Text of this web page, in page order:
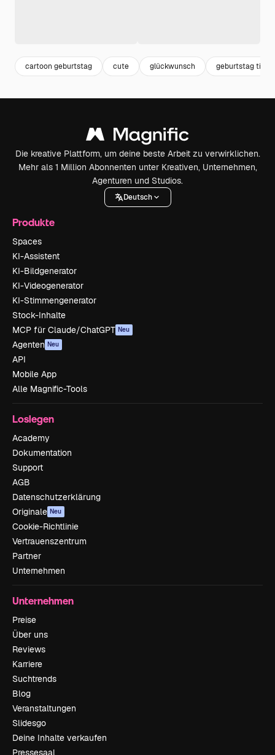
cartoon geburtstag cute glückwunsch geburtstag tiere
Die kreative Plattform, um deine beste Arbeit zu verwirklichen.
Mehr als 1 Million Abonnenten unter Kreativen, Unternehmen,
Agenturen und Studios.
Deutsch
Produkte
Spaces
KI-Assistent
KI-Bildgenerator
KI-Videogenerator
KI-Stimmengenerator
Stock-Inhalte
MCP für Claude/ChatGPT Neu
Agenten Neu
API
Mobile App
Alle Magnific-Tools
Loslegen
Academy
Dokumentation
Support
AGB
Datenschutzerklärung
Originale Neu
Cookie-Richtlinie
Vertrauenszentrum
Partner
Unternehmen
Unternehmen
Preise
Über uns
Reviews
Karriere
Suchtrends
Blog
Veranstaltungen
Slidesgo
Deine Inhalte verkaufen
Pressesaal